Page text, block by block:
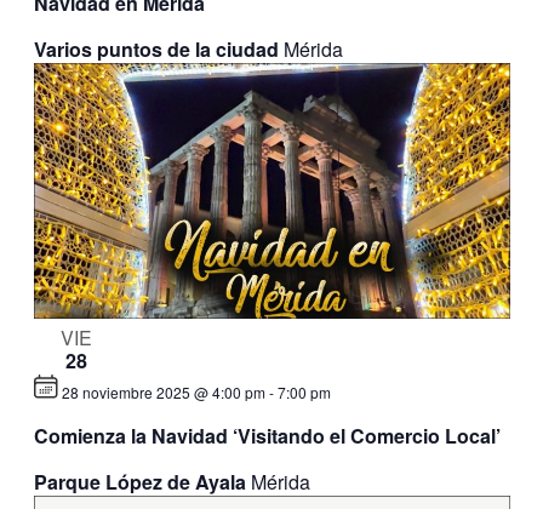
Varios puntos de la ciudad Mérida
VIE
28
Comienza la Navidad ‘Visitando el Comercio Local’
28 noviembre 2025 @ 4:00 pm-7:00 pm
Parque López de Ayala Mérida